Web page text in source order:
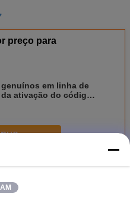
preço para
em linha de
ativação do código